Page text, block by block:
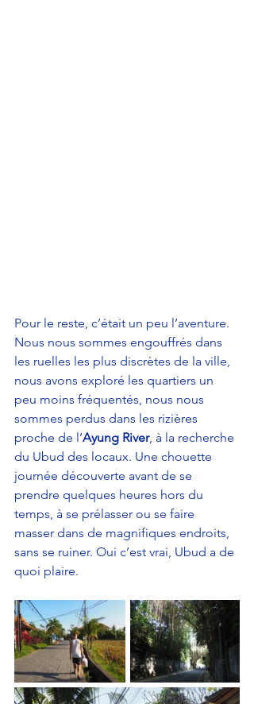
Pour le reste, c’était un peu l’aventure.
Nous nous sommes engouffrés dans
les ruelles les plus discrètes de la ville,
nous avons exploré les quartiers un
peu moins fréquentés, nous nous
sommes perdus dans les rizières
proche de l’Ayung River, à la recherche
du Ubud des locaux. Une chouette
journée découverte avant de se
prendre quelques heures hors du
temps, à se prélasser ou se faire
masser dans de magnifiques endroits,
sans se ruiner. Oui c’est vrai, Ubud a de
quoi plaire.